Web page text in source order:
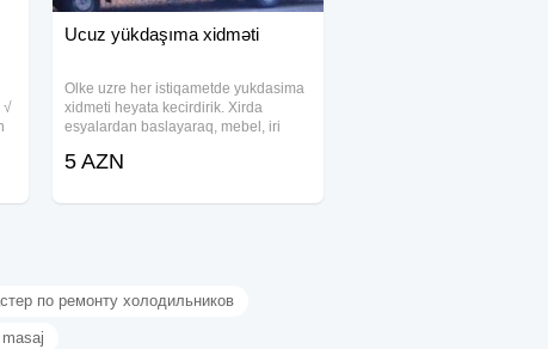
√
Ucuz yükdaşıma xidməti
Olke uzre her istiqametde yukdasima
xidmeti heyata kecirdirik. Xirda
esyalardan baslayaraq, mebel, iri
avadanliqlar, anbar ve market mallari
5 AZN
по ремонту холодильников
masaj